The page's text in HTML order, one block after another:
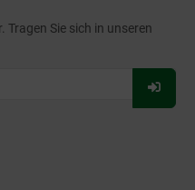
Tragen Sie sich in unseren
Für